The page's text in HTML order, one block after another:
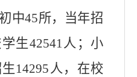
中45所，当年招
生42541人；小
14295人，在校